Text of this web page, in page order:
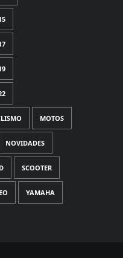
MOTOS
NOVIDADES
SCOOTER
YAMAHA